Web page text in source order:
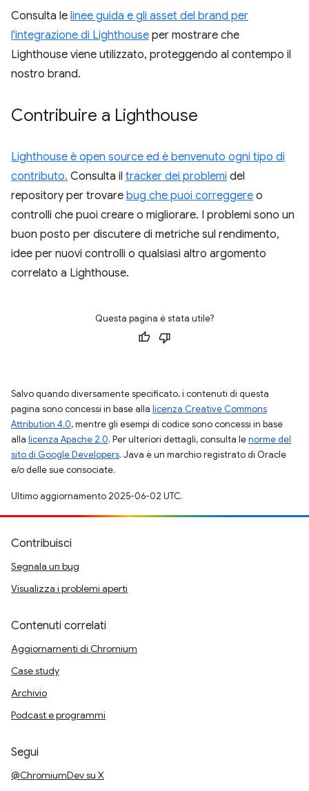
Consulta le linee guida e gli asset del brand per
l'integrazione di Lighthouse per mostrare che
Lighthouse viene utilizzato, proteggendo al contempo il
nostro brand.
Contribuire a Lighthouse
Lighthouse è open source ed è benvenuto ogni tipo di
contributo. Consulta il tracker dei problemi del
repository per trovare bug che puoi correggere o
controlli che puoi creare o migliorare. I problemi sono un
buon posto per discutere di metriche sul rendimento,
idee per nuovi controlli o qualsiasi altro argomento
correlato a Lighthouse.
Questa pagina è stata utile?
Salvo quando diversamente specificato, i contenuti di questa
pagina sono concessi in base alla licenza Creative Commons
Attribution 4.0, mentre gli esempi di codice sono concessi in base
alla licenza Apache 2.0. Per ulteriori dettagli, consulta lenorme del
sito di Google Developers. Java è un marchio registrato di Oracle
e/o delle sue consociate.
Ultimo aggiornamento 2025-06-02 UTC.
Contribuisci
Segnala un bug
Visualizza i problemi aperti
Contenuti correlati
Aggiornamenti di Chromium
Case study
Archivio
Podcast e programmi
Segui
@ChromiumDev su X